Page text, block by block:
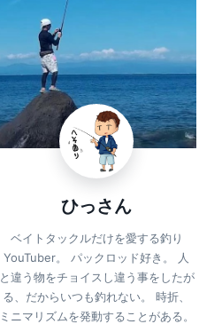
ひっさん
ベイトタックルだけを愛する釣り
YouTuber。 パックロッド好き。 人
と違う物をチョイスし違う事をしたが
る、だからいつも釣れない。 時折、
ミニマリズムを発動することがある。